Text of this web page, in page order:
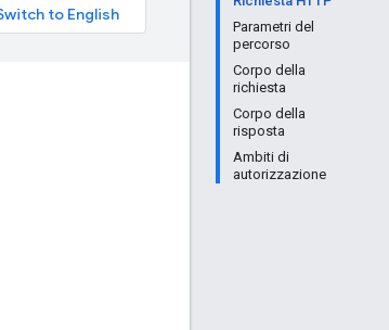
Parametri del
percorso
Corpo della
richiesta
Corpo della
risposta
Ambiti di
autorizzazione